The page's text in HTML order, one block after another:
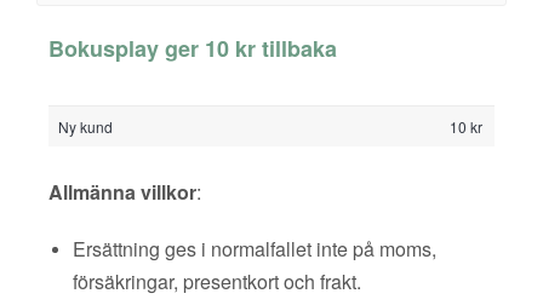
Bokusplay ger 10 kr tillbaka
Ny kund 10 kr
Allmänna villkor:
Ersättning ges i normalfallet inte på moms,
försäkringar, presentkort och frakt.